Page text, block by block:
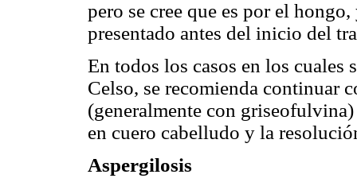
pero se cree que es por el
presentado antes del inicio del
En todos los casos en los cuales
Celso, se recomienda continuar
(generalmente con
en cuero cabelludo y la
Aspergilosis